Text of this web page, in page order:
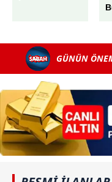
GÜNÜN